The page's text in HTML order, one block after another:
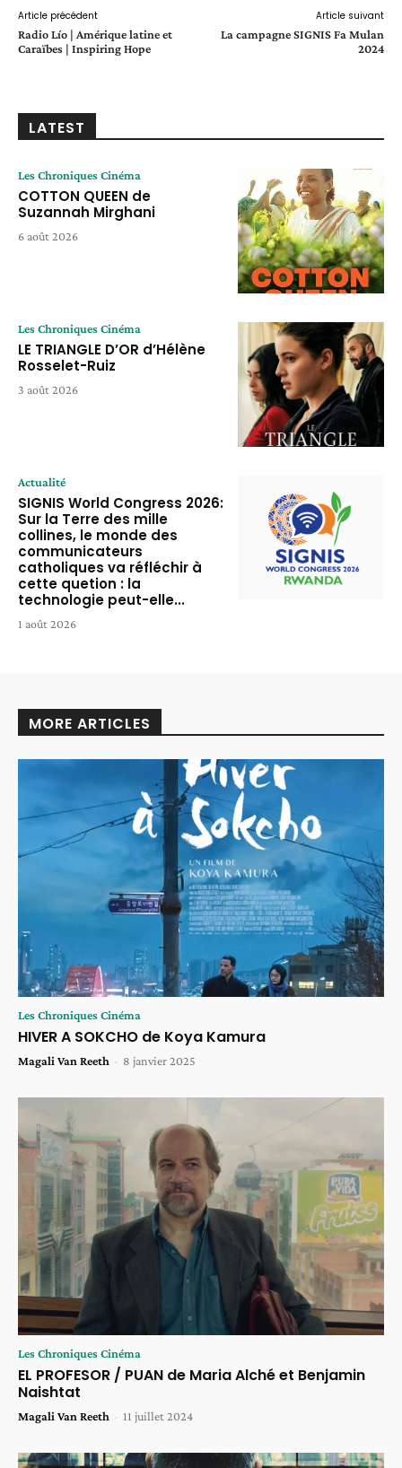
Article précédent
Radio Lío | Amérique latine et
Caraïbes | Inspiring Hope
Article suivant
La campagne SIGNIS Fa Mulan
2024
LATEST
Les Chroniques Cinéma
COTTON QUEEN de
Suzannah Mirghani
6 août 2026
Les Chroniques Cinéma
LE TRIANGLE D’OR d’Hélène
Rosselet-Ruiz
3 août 2026
Actualité
SIGNIS World Congress 2026:
Sur la Terre des mille
collines, le monde des
communicateurs
catholiques va réfléchir à
cette quetion : la
technologie peut-elle...
1 août 2026
MORE ARTICLES
Les Chroniques Cinéma
HIVER A SOKCHO de Koya Kamura
Magali Van Reeth - 8 janvier 2025
Les Chroniques Cinéma
EL PROFESOR / PUAN de Maria Alché et Benjamin
Naishtat
Magali Van Reeth - 11 juillet 2024